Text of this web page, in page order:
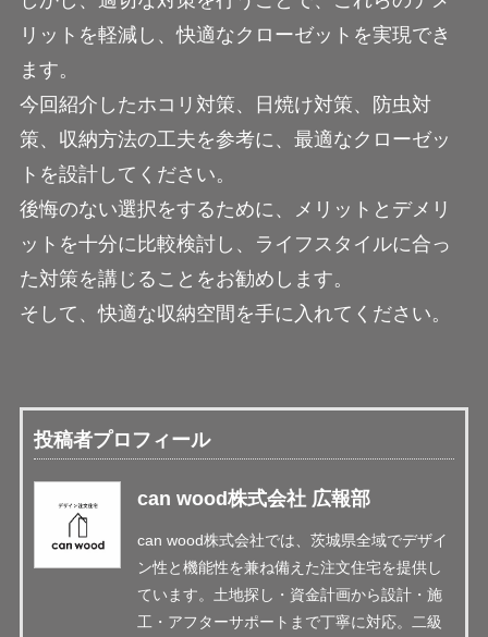
リットを軽減し、快適なクローゼットを実現でき
ます。
今回紹介したホコリ対策、日焼け対策、防虫対
策、収納方法の工夫を参考に、最適なクローゼッ
トを設計してください。
後悔のない選択をするために、メリットとデメリ
ットを十分に比較検討し、ライフスタイルに合っ
た対策を講じることをお勧めします。
そして、快適な収納空間を手に入れてください。
投稿者プロフィール
can wood株式会社 広報部
can wood株式会社では、茨城県全域でデザイ
ン性と機能性を兼ね備えた注文住宅を提供し
ています。土地探し・資金計画から設計・施
工・アフターサポートまで丁寧に対応。二級